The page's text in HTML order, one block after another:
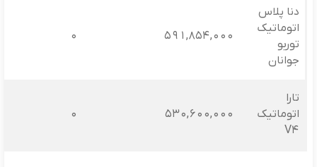
دنا پلاس
اتوماتیک
توربو
جوانان
591,854,000
0
تارا
اتوماتیک
V4
530,600,000
0